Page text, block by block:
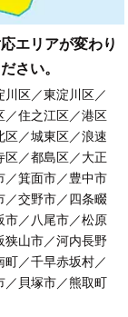
エリアが変わり
さい。
区／東淀川区／
／住之江区／港区
区／城東区／浪速
区／都島区／大正
／箕面市／豊中市
／交野市／四条畷
市／八尾市／松原
狭山市／河内長野
／千早赤坂村／
／貝塚市／熊取町